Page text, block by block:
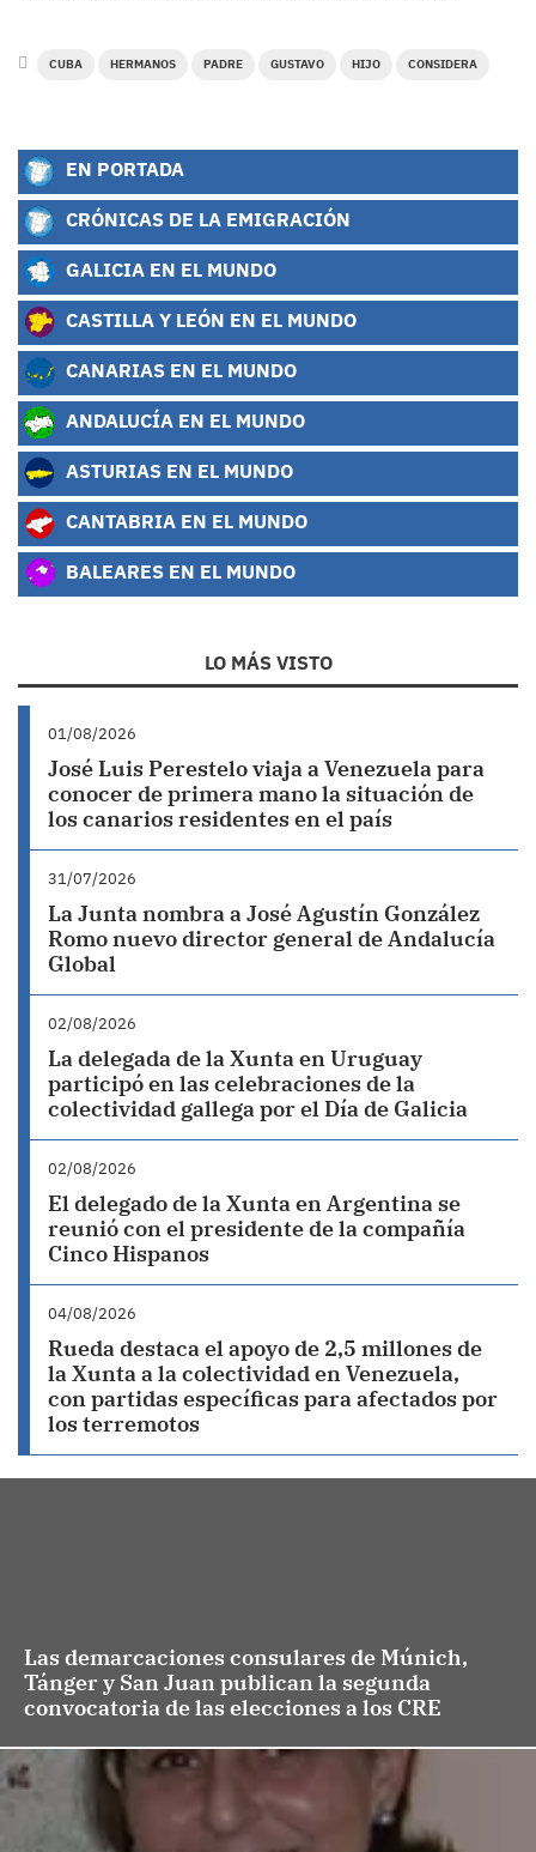
CUBA HERMANOS PADRE GUSTAVO HIJO CONSIDERA
EN PORTADA
CRÓNICAS DE LA EMIGRACIÓN
GALICIA EN EL MUNDO
CASTILLA Y LEÓN EN EL MUNDO
CANARIAS EN EL MUNDO
ANDALUCÍA EN EL MUNDO
ASTURIAS EN EL MUNDO
CANTABRIA EN EL MUNDO
BALEARES EN EL MUNDO
LO MÁS VISTO
01/08/2026
José Luis Perestelo viaja a Venezuela para
conocer de primera mano la situación de
los canarios residentes en el país
31/07/2026
La Junta nombra a José Agustín González
Romo nuevo director general de Andalucía
Global
02/08/2026
La delegada de la Xunta en Uruguay
participó en las celebraciones de la
colectividad gallega por el Día de Galicia
02/08/2026
El delegado de la Xunta en Argentina se
reunió con el presidente de la compañía
Cinco Hispanos
04/08/2026
Rueda destaca el apoyo de 2,5 millones de
la Xunta a la colectividad en Venezuela,
con partidas específicas para afectados por
los terremotos
Las demarcaciones consulares de Múnich,
Tánger y San Juan publican la segunda
convocatoria de las elecciones a los CRE